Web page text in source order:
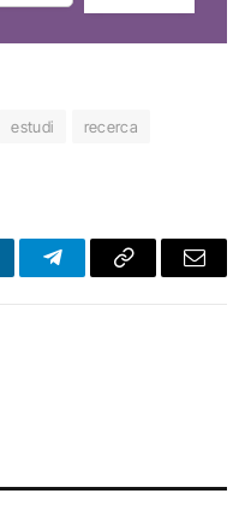
estudi
recerca
TelegramCopy
Email